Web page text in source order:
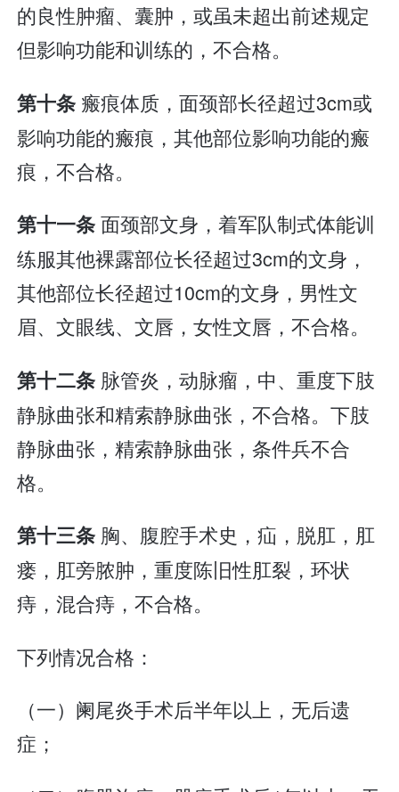
的良性肿瘤、囊肿，或虽未超出前述规定
但影响功能和训练的，不合格。
第十条 瘢痕体质，面颈部长径超过3cm或
影响功能的瘢痕，其他部位影响功能的瘢
痕，不合格。
第十一条面颈部文身，着军队制式体能训
练服其他裸露部位长径超过3cm的文身，
其他部位长径超过10cm的文身，男性文
眉、文眼线、文唇，女性文唇，不合格。
第十二条 脉管炎，动脉瘤，中、重度下肢
静脉曲张和精索静脉曲张，不合格。下肢
静脉曲张，精索静脉曲张，条件兵不合
格。
第十三条 胸、腹腔手术史，疝，脱肛，肛
瘘，肛旁脓肿，重度陈旧性肛裂，环状
痔，混合痔，不合格。
下列情况合格：
（一）阑尾炎手术后半年以上，无后遗
症；